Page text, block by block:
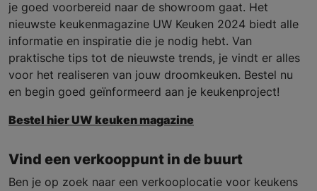
je goed voorbereid naar de showroom gaat. Het
nieuwste keukenmagazine UW Keuken 2024 biedt alle
informatie en inspiratie die je nodig hebt. Van
praktische tips tot de nieuwste trends, je vindt er alles
voor het realiseren van jouw droomkeuken. Bestel nu
en begin goed geïnformeerd aan je keukenproject!
Bestel hier UW keuken magazine
Vind een verkooppunt in de buurt
Ben je op zoek naar een verkooplocatie voor keukens